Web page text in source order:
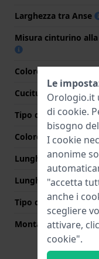
Larghezza tra Anse
Misura cinturino
Colore cinturino
Cuciture a colori
Tipo di chiusura
Colore Chiusura
Lunghezza Parte
Lunghezza Parte
Tipo di montatura
Montatura dritta
Le
Orologio.it
di cookie.
bisogno
I cookie
anonime
"accetta
anche i
scegliere
attivare,
cookie".